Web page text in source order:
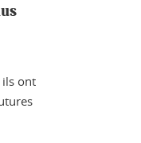
ils ont